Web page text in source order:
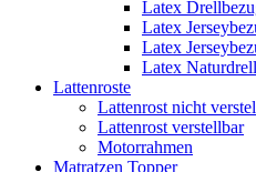
Latex
Latex
Latex
Latex
Lattenroste
Lattenrost nicht
Lattenrost verstellbar
Motorrahmen
Matratzen Topper